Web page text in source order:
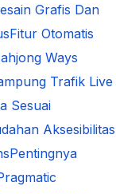
Grafis Dan
Fitur Otomatis
Ways
Trafik Live
Sesuai
Aksesibilitas
Pentingnya